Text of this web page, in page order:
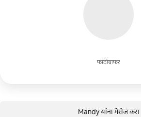
फोटोग्राफर
Mandy यांना मेसेज करा